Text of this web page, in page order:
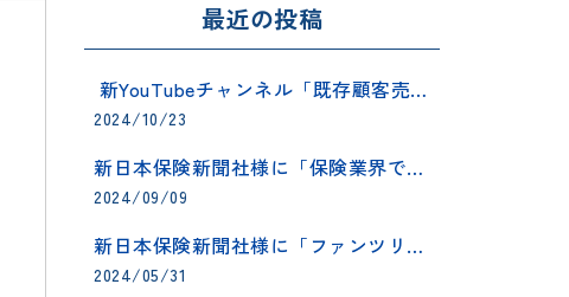
最近の投稿
​ 新YouTubeチャンネル「既存顧客売上最大化チャンネル」を1年間毎日配信でスタートしました！
2024/10/23
新日本保険新聞社様に「保険業界でのアフターフォローへの取り組み」の取材記事が掲載されました
2024/09/09
新日本保険新聞社様に「ファンツリーfor保険営業」の広告が掲載されました
2024/05/31